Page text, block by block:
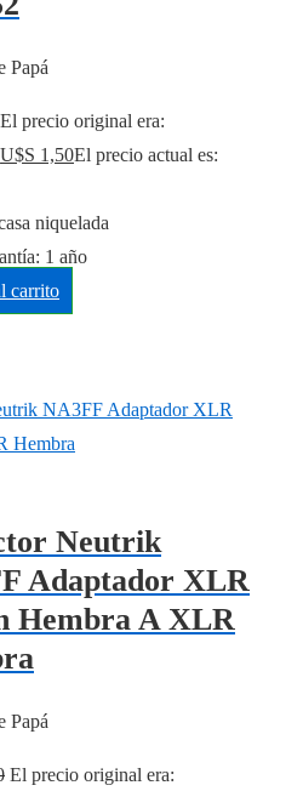
Papá
El precio original era:
U$S 1,50El precio actual es:
niquelada
1 año
carrito
Neutrik
Adaptador XLR
Hembra A XLR
Papá
El precio original era: